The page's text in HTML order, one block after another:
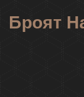
Броят